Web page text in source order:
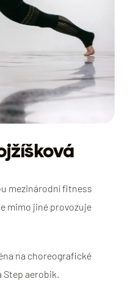
mezinárodní fitness
mimo jiné provozuje
na choreografické
aerobik.